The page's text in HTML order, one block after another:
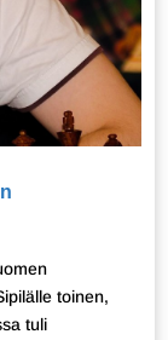
toinen,
tuli